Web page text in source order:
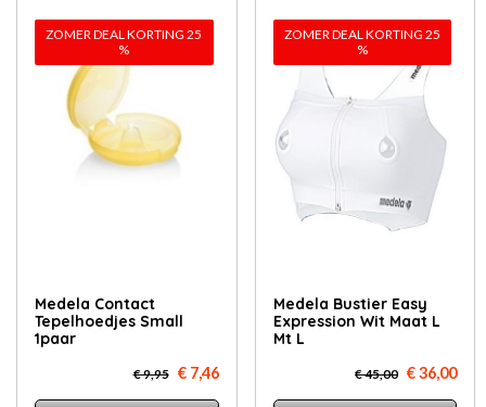
ZOMER DEAL KORTING 25
%
Medela Contact
Tepelhoedjes Small
1paar
€ 9,95 € 7,46
ZOMER DEAL KORTING 25
%
Medela Bustier Easy
Expression Wit Maat L
Mt L
€ 45,00 € 36,00